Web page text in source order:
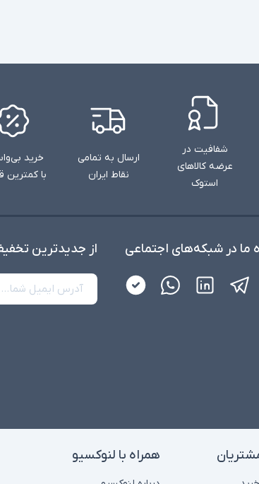
شفافیت در
عرضه کالاهای
استوک
ارسال به تمامی
نقاط ایران
خرید
با کمترین
ما در شبکه‌های اجتماعی از جدید‌ترین
همراه با لنوکسیو